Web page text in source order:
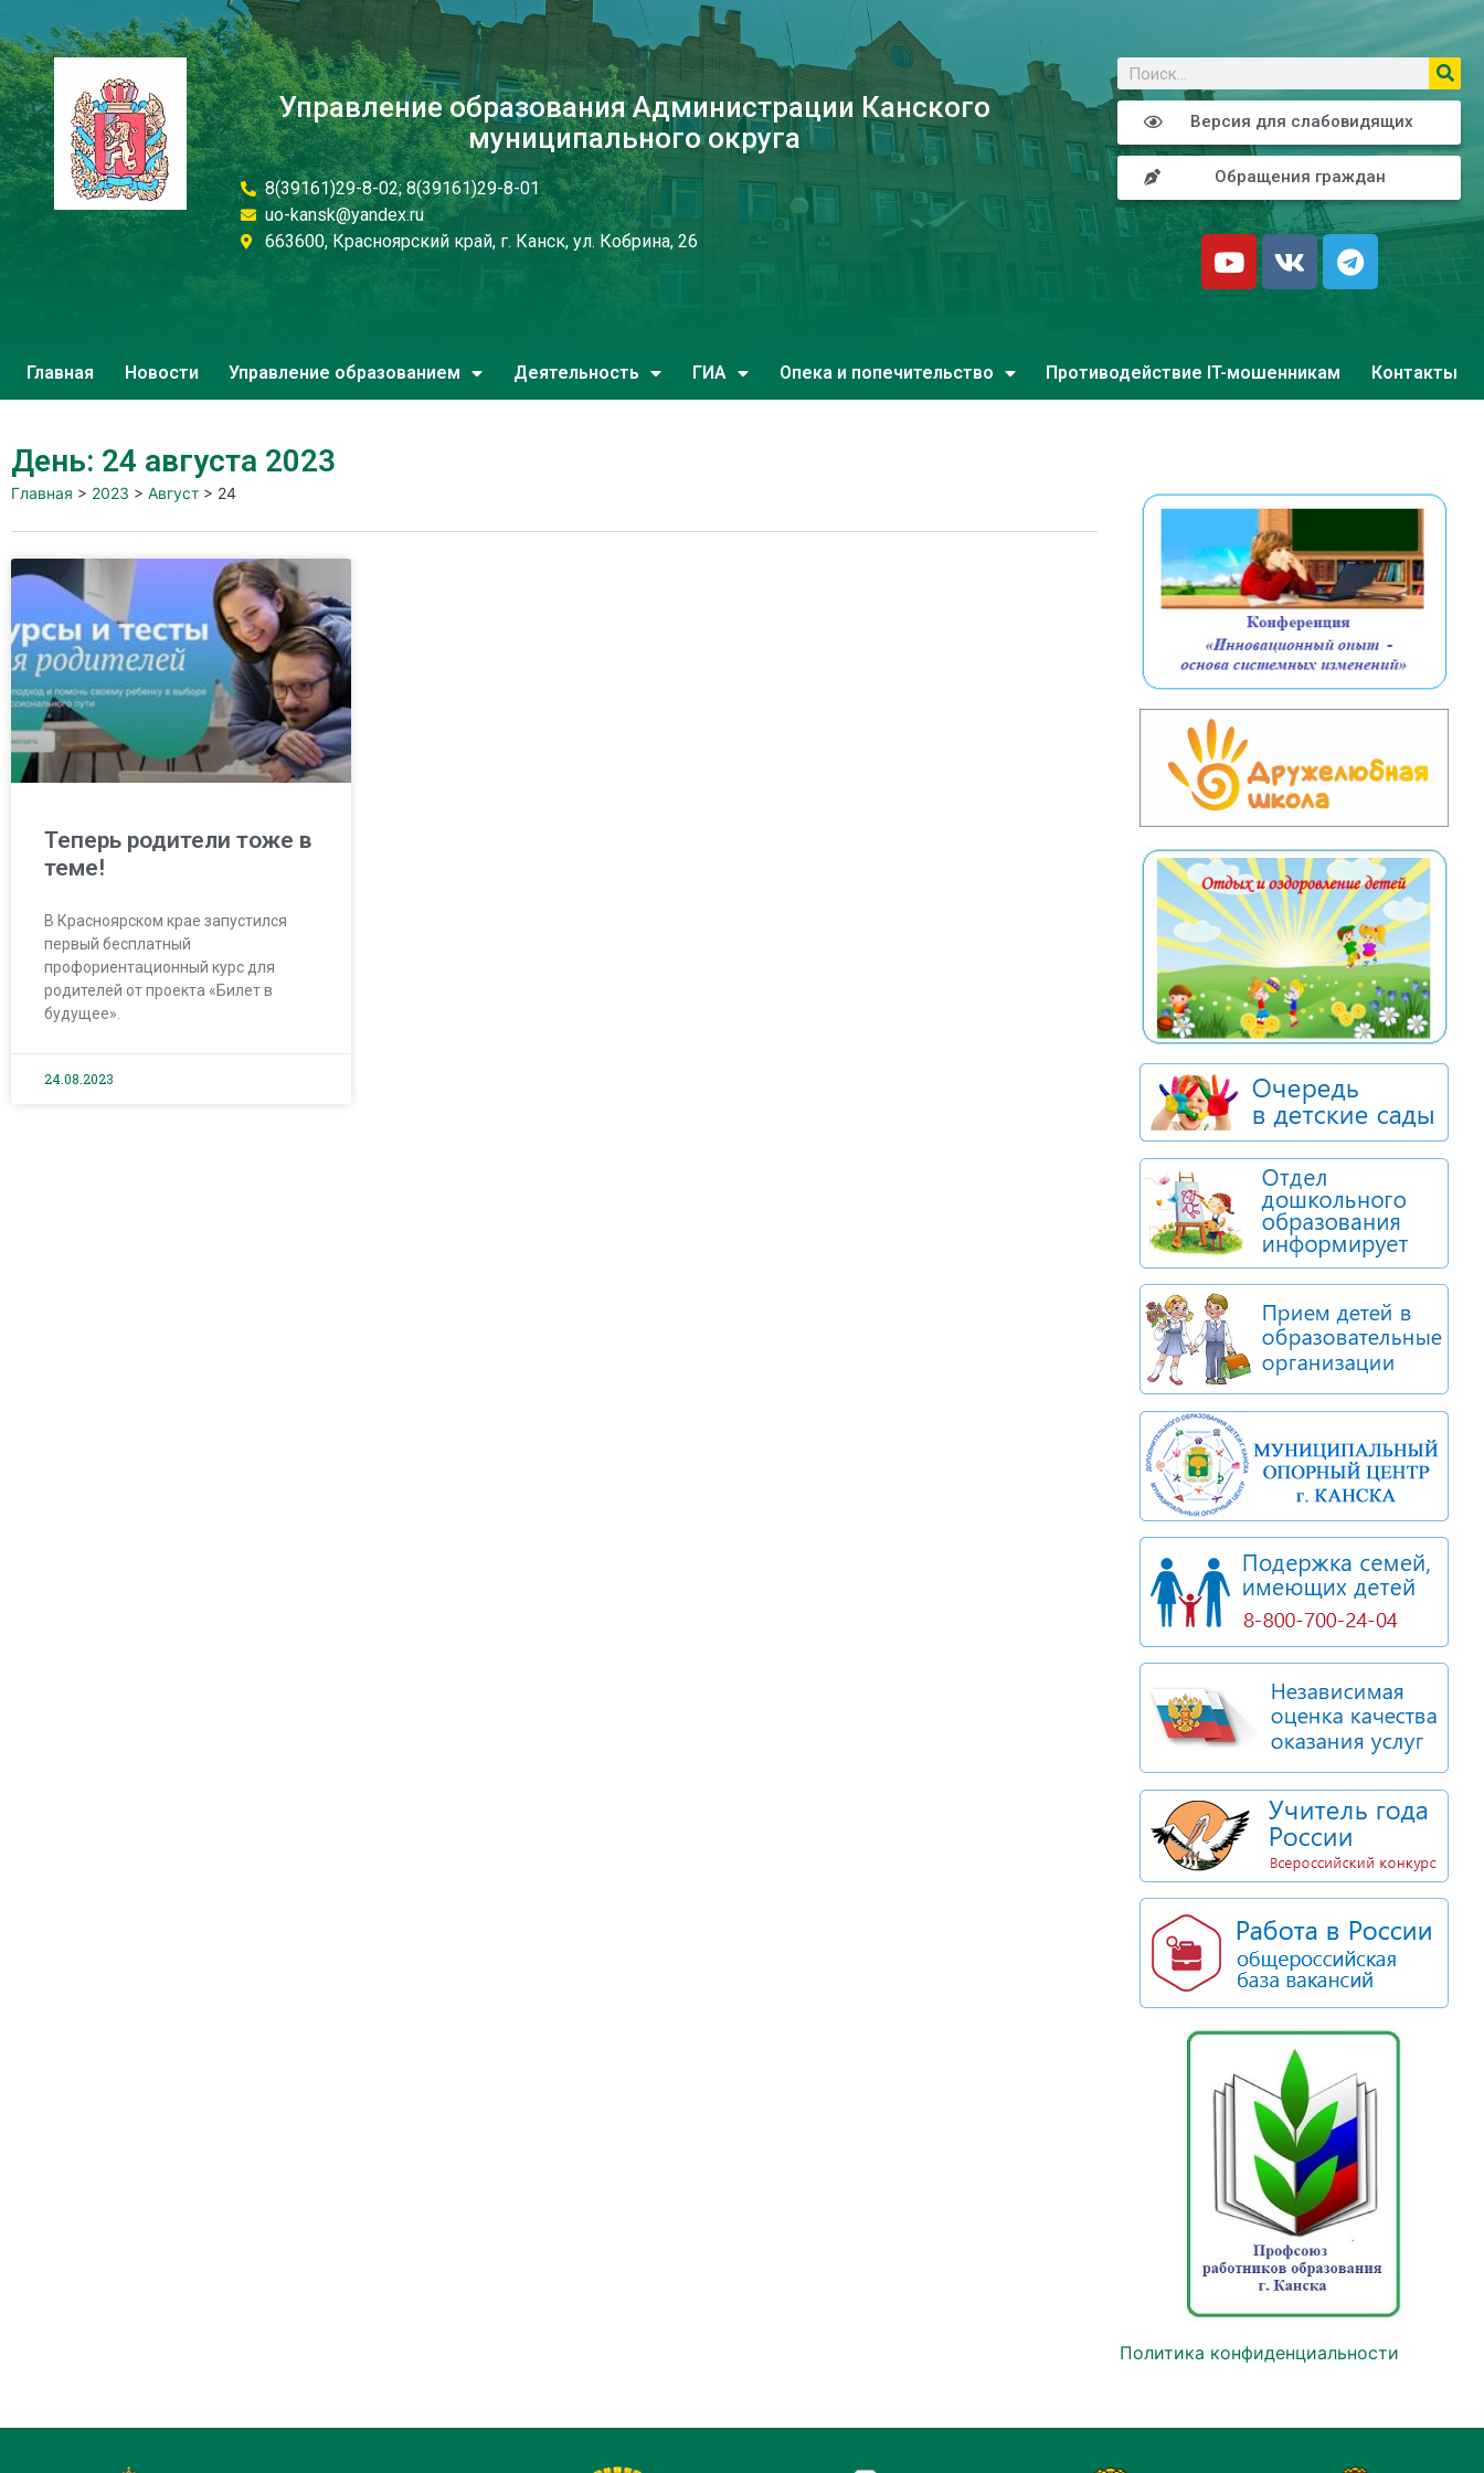
Управление образования Администрации Канского
муниципального округа
8(39161)29-8-02; 8(39161)29-8-01
uo-kansk@yandex.ru
663600, Красноярский край, г. Канск, ул. Кобрина, 26
Версия для слабовидящих
Обращения граждан
Главная Новости Управление образованием Деятельность ГИА Опека и попечительство Противодействие IT-мошенникам Контакты
День: 24 августа 2023
Главная > 2023 > Август > 24
Теперь родители тоже в
теме!
В Красноярском крае запустился
первый бесплатный
профориентационный курс для
родителей от проекта «Билет в
будущее».
24.08.2023
Политика конфиденциальности